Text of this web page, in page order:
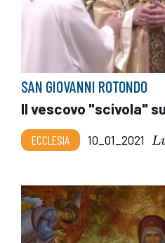
SAN GIOVANNI ROTONDO
Il vescovo "scivola"
ECCLESIA 10_01_2021